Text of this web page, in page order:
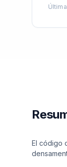
El código